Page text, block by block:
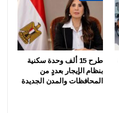
طرح 15 ألف وحدة سكنية
بنظام الإيجار بعددٍ من
المحافظات والمدن الجديدة